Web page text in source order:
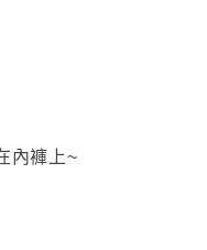
內褲上~